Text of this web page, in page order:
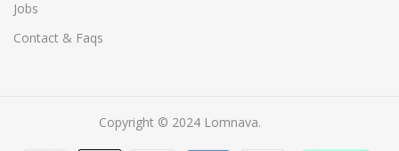
Jobs
Contact & Faqs
Copyright © 2024 Lomnava.